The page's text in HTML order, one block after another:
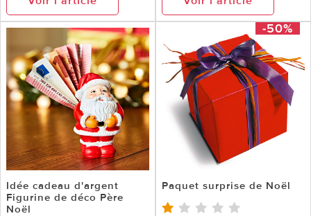
Idée cadeau d'argent
Figurine de déco Père
Noël
-50%
Paquet surprise de Noël